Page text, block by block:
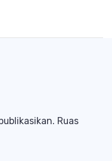
Ruas